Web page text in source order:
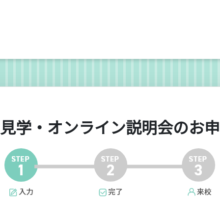
学・オンライン説明会のお